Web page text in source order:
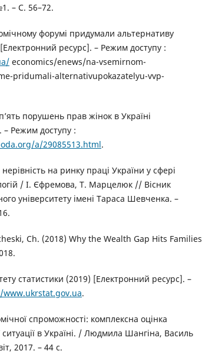
– С. 56–72.
форумі придумали альтернативу
ресурс]. – Режим доступу :
economics/enews/na-vsemirnom-
pridumali-alternativupokazatelyu-vvp-
порушень прав жінок в Україні
– Режим доступу :
a/29085513.html.
на ринку праці України у сфері
/ І. Єфремова, Т. Марцелюк // Вісник
університету імені Тараса Шевченка. –
Ch. (2018) Why the Wealth Gap Hits Families
статистики (2019) [Електронний ресурс]. –
.
спроможності: комплексна оцінка
ситуації в Україні. / Людмила Шангіна, Василь
2017. – 44 с.